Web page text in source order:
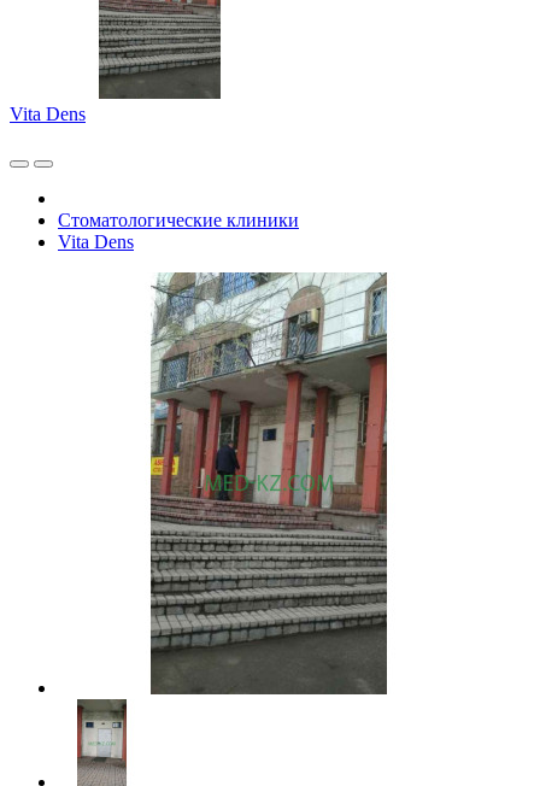
Vita Dens
Стоматологические клиники
Vita Dens